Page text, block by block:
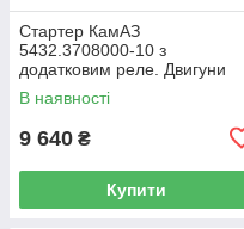
Стартер КамАЗ
5432.3708000-10 з
додатковим реле. Двигуни
КамАЗ 740-11, 740.13. Z=10
редукторний, Потужність 9кВт
В наявності
9 640 ₴
Купити